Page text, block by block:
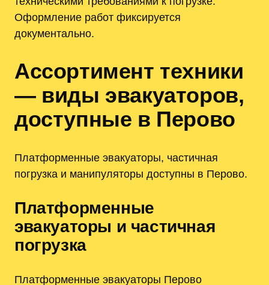
Оформление работ фиксируется
документально.
Ассортимент техники
— виды эвакуаторов,
доступные в Перово
Платформенные эвакуаторы, частичная
погрузка и манипуляторы доступны в Перово.
Платформенные
эвакуаторы и частичная
погрузка
Платформенные эвакуаторы Перово